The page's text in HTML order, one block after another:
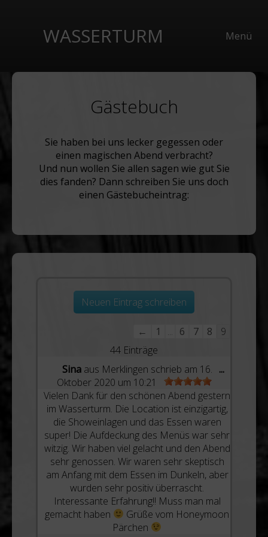
WASSERTURM Menü
Gästebuch
Sie haben bei uns lecker gegessen oder
einen magischen Abend verbracht?
Und nun wollen Sie allen sagen wie gut Sie
dies fanden? Dann schreiben Sie uns doch
einen Gästebucheintrag:
Navigation
der
Gästebuchliste
← 1 ... 6 7 8
9
44 Einträge
Sina aus Merklingen schrieb am 16.
Oktober 2020 um 10:21
Vielen Dank für den schönen Abend gestern
im Wasserturm. Die Location ist einzigartig,
die Showeinlagen und das Essen waren
super! Die Aufdeckung des Menüs war sehr
witzig. Wir haben viel gelacht und den Abend
sehr genossen. Wir waren sehr skeptisch
am Anfang mit dem Essen im Dunkeln, aber
wurden sehr positiv überrascht.
Interessante Erfahrung!! Muss man mal
gemacht haben
Grüße vom Honeymoon
Pärchen
...Diese
ein-/